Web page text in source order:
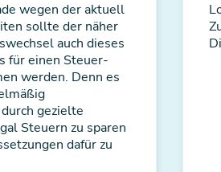
wegen der aktuell
sollte der näher
auch dieses
für einen Steuer-
werden. Denn es
gezielte
Steuern zu sparen
dafür zu